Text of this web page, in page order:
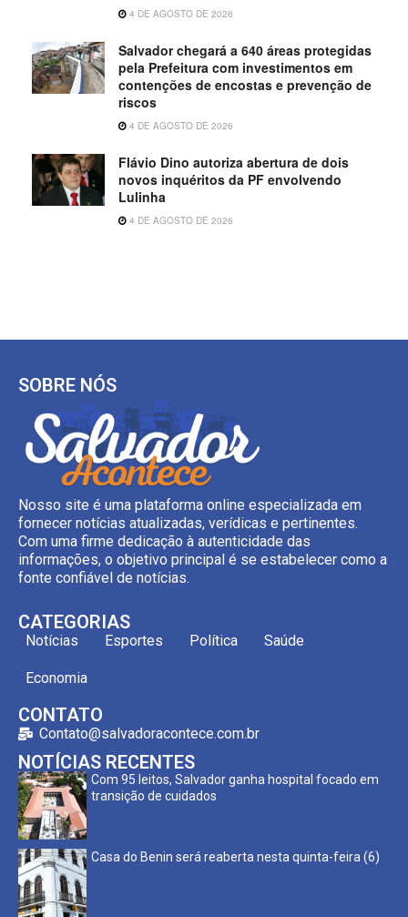
4 DE AGOSTO DE 2026
Salvador chegará a 640 áreas protegidas
pela Prefeitura com investimentos em
contenções de encostas e prevenção de
riscos
4 DE AGOSTO DE 2026
Flávio Dino autoriza abertura de dois
novos inquéritos da PF envolvendo
Lulinha
4 DE AGOSTO DE 2026
SOBRE NÓS
Nosso site é uma plataforma online especializada em
fornecer notícias atualizadas, verídicas e pertinentes.
Com uma firme dedicação à autenticidade das
informações, o objetivo principal é se estabelecer como a
fonte confiável de notícias.
CATEGORIAS
Notícias Esportes Política Saúde
Economia
CONTATO
Contato@salvadoracontece.com.br
NOTÍCIAS RECENTES
Com 95 leitos, Salvador ganha hospital focado em
transição de cuidados
Casa do Benin será reaberta nesta quinta-feira (6)